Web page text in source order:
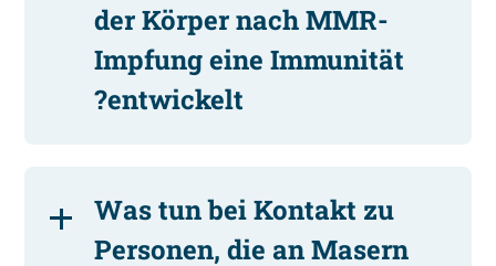
der Körper nach MMR-
Impfung eine Immunität
entwickelt?
Was tun bei Kontakt zu
Personen, die an Masern